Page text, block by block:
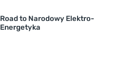
Road to Narodowy Elektro-
Energetyka